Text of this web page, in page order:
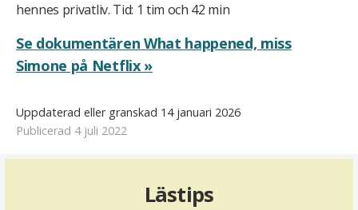
hennes privatliv. Tid: 1 tim och 42 min
Se dokumentären What happened, miss
Simone på Netflix »
Uppdaterad eller granskad 14 januari 2026
Publicerad 4 juli 2022
Lästips